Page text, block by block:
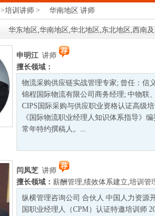
>培训讲师 > 华南地区 讲师
华东地区,华南地区,华北地区,东北地区,西南
申明江 讲师
擅长领域：
物流采购供应链实战管理专家; 曾任：信
锦程国际物流有限公司商务经理; 中物联
CIPS国际采购与供应职业资格认证高级
《国际物流职业经理人知识体系指导》
常年特约撰稿人。...
闫凤芝 讲师
擅长领域： 薪酬管理,绩效体系建立,培训管
纵横管理咨询公司 合伙人 中国人力资源
国职业经理人（CPM）认证特邀培训师